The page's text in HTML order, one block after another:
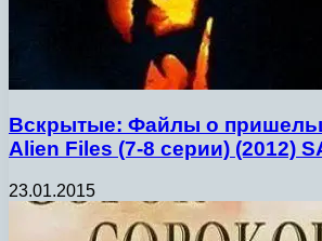
Вскрытые: Файлы о
Alien Files (7-8 серии) (2012)
23.01.2015